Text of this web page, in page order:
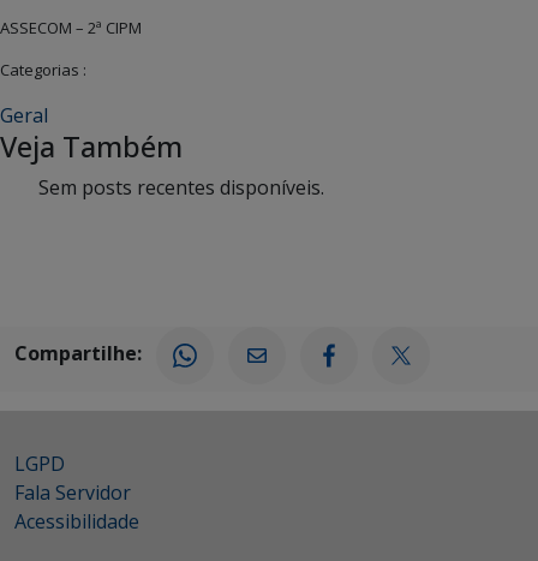
ASSECOM – 2ª CIPM
Categorias :
Geral
Veja Também
Sem posts recentes disponíveis.
Compartilhe:
LGPD
Fala Servidor
Acessibilidade